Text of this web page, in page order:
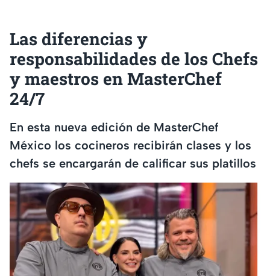
Las diferencias y
responsabilidades de los Chefs
y maestros en MasterChef
24/7
En esta nueva edición de MasterChef
México los cocineros recibirán clases y los
chefs se encargarán de calificar sus platillos